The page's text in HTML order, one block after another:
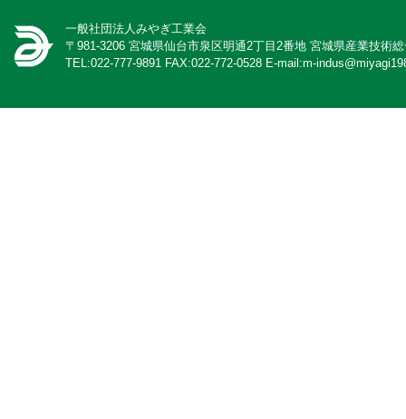
一般社団法人みやぎ工業会
〒981-3206 宮城県仙台市泉区明通2丁目2番地 宮城県産業技術
TEL:022-777-9891 FAX:022-772-0528 E-mail:m-